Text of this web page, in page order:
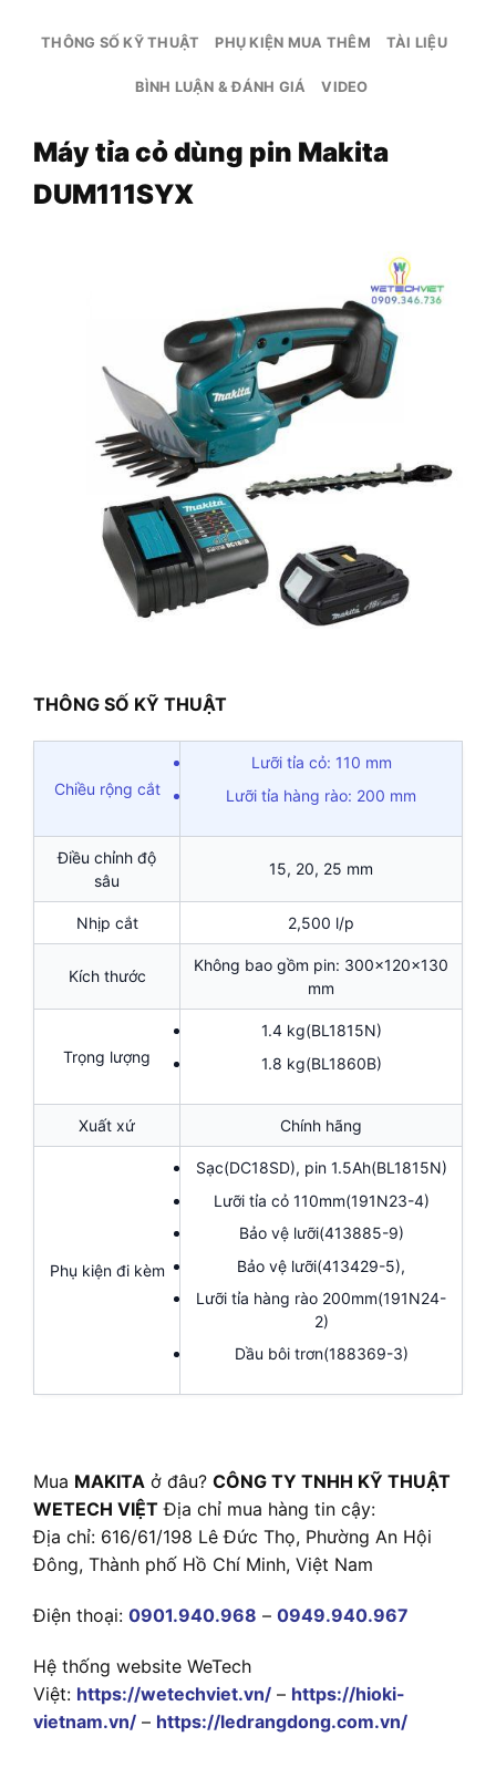
THÔNG SỐ KỸ THUẬT PHỤ KIỆN MUA THÊM TÀI LIỆU
BÌNH LUẬN & ĐÁNH GIÁ VIDEO
Máy tỉa cỏ dùng pin Makita
DUM111SYX
THÔNG SỐ KỸ THUẬT
Chiều rộng cắt
Lưỡi tỉa cỏ: 110 mm
Lưỡi tỉa hàng rào: 200 mm
Điều chỉnh độ
sâu
15, 20, 25 mm
Nhịp cắt 2,500 l/p
Kích thước
Không bao gồm pin: 300x120x130
mm
Trọng lượng
1.4 kg(BL1815N)
1.8 kg(BL1860B)
Xuất xứ Chính hãng
Phụ kiện đi kèm
Sạc(DC18SD), pin 1.5Ah(BL1815N)
Lưỡi tỉa cỏ 110mm(191N23-4)
Bảo vệ lưỡi(413885-9)
Bảo vệ lưỡi(413429-5),
Lưỡi tỉa hàng rào 200mm(191N24-
2)
Dầu bôi trơn(188369-3)
Mua MAKITA ở đâu? CÔNG TY TNHH KỸ THUẬT
WETECH VIỆT Địa chỉ mua hàng tin cậy:
Địa chỉ: 616/61/198 Lê Đức Thọ, Phường An Hội
Đông, Thành phố Hồ Chí Minh, Việt Nam
Điện thoại: 0901.940.968 – 0949.940.967
Hệ thống website WeTech
Việt: https://wetechviet.vn/ – https://hioki-
vietnam.vn/ – https://ledrangdong.com.vn/